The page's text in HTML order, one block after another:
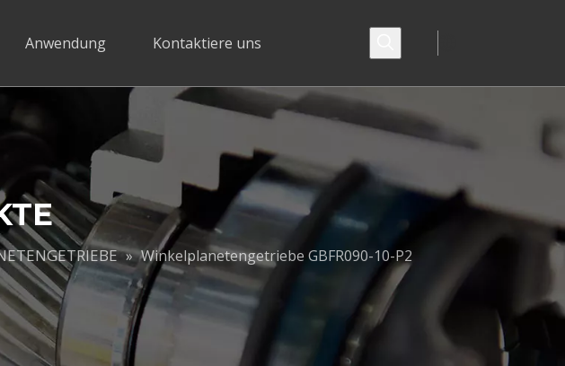
Anwendung Kontaktiere uns
» Winkelplanetengetriebe GBFR090-10-P2